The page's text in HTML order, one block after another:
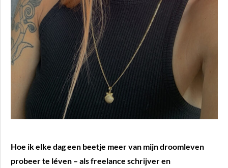
Hoe ik elke dag een beetje meer van mijn droomleven
probeer te léven – als freelance schrijver en